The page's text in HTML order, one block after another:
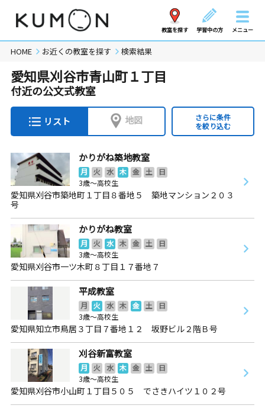
教室を探す 学習中の方 メニュー
HOME お近くの教室を探す 検索結果
愛知県刈谷市青山町１丁目
付近の公文式教室
リスト 地図
さらに条件
を絞り込む
かりがね築地教室
月 火 水 木 金 土
日
3歳～高校生
愛知県刈谷市築地町１丁目８番地５ 築地マンション２０３
号
かりがね教室
月 火 水 木 金 土
日
3歳～高校生
愛知県刈谷市一ツ木町８丁目１７番地７
平成教室
月 火 水 木 金 土
日
3歳～高校生
愛知県知立市鳥居３丁目７番地１２ 坂野ビル２階Ｂ号
刈谷新富教室
月 火 水 木 金 土
日
3歳～高校生
愛知県刈谷市小山町１丁目５０５ でさきハイツ１０２号